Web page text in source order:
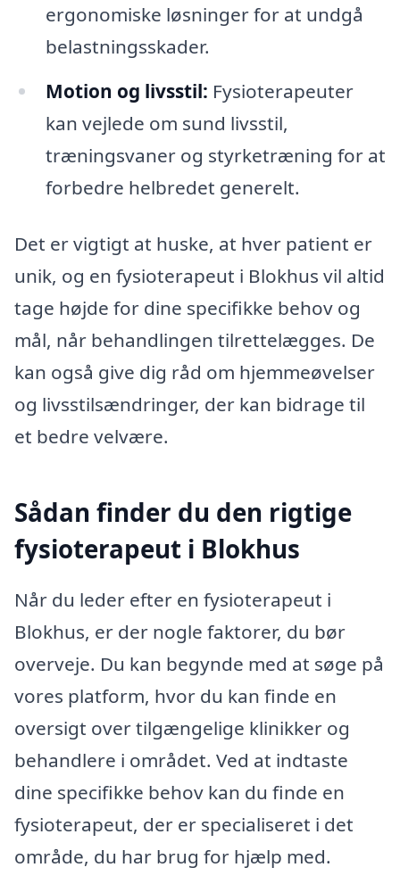
ergonomiske løsninger for at undgå
belastningsskader.
Motion og livsstil: Fysioterapeuter
kan vejlede om sund livsstil,
træningsvaner og styrketræning for at
forbedre helbredet generelt.
Det er vigtigt at huske, at hver patient er
unik, og en fysioterapeut i Blokhus vil altid
tage højde for dine specifikke behov og
mål, når behandlingen tilrettelægges. De
kan også give dig råd om hjemmeøvelser
og livsstilsændringer, der kan bidrage til
et bedre velvære.
Sådan finder du den rigtige
fysioterapeut i Blokhus
Når du leder efter en fysioterapeut i
Blokhus, er der nogle faktorer, du bør
overveje. Du kan begynde med at søge på
vores platform, hvor du kan finde en
oversigt over tilgængelige klinikker og
behandlere i området. Ved at indtaste
dine specifikke behov kan du finde en
fysioterapeut, der er specialiseret i det
område, du har brug for hjælp med.